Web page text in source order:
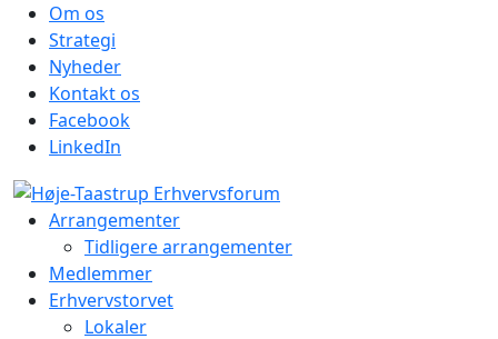
Om os
Strategi
Nyheder
Kontakt os
Facebook
LinkedIn
Arrangementer
Tidligere arrangementer
Medlemmer
Erhvervstorvet
Lokaler